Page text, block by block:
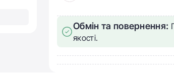
Обмін та повернення:
якості.